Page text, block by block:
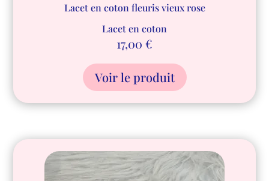
Lacet en coton fleuris vieux rose
Lacet en coton
17,00 €
Voir le produit